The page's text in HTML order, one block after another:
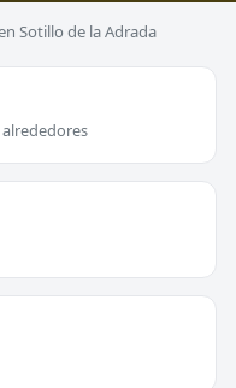
Sotillo de la Adrada